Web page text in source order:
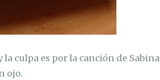
culpa es por la canción de Sabina
ojo.